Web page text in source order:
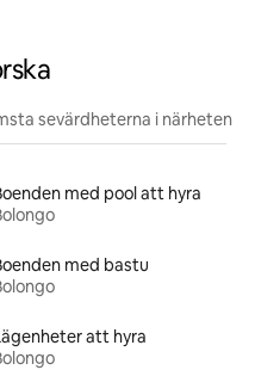
sevärdheterna i närheten
med pool att hyra
med bastu
att hyra